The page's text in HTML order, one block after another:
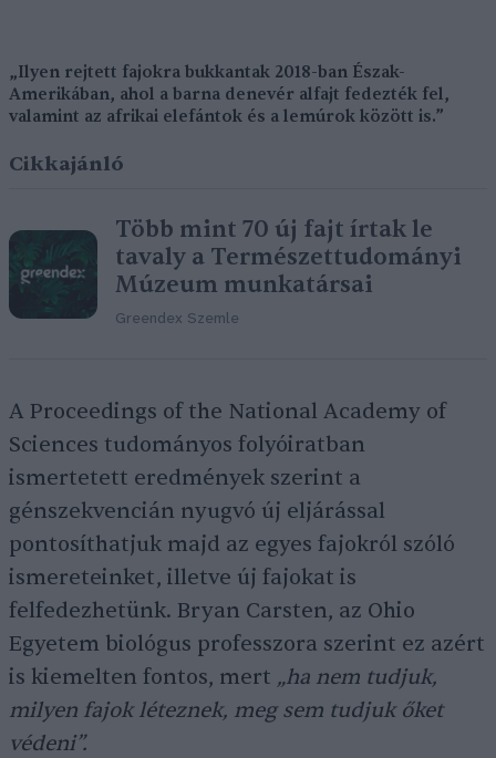
„Ilyen rejtett fajokra bukkantak 2018-ban Észak-
Amerikában, ahol a barna denevér alfajt fedezték fel,
valamint az afrikai elefántok és a lemúrok között is.”
Cikkajánló
Több mint 70 új fajt írtak le
tavaly a Természettudományi
Múzeum munkatársai
Greendex Szemle
A Proceedings of the National Academy of
Sciences tudományos folyóiratban
ismertetett eredmények szerint a
génszekvencián nyugvó új eljárással
pontosíthatjuk majd az egyes fajokról szóló
ismereteinket, illetve új fajokat is
felfedezhetünk. Bryan Carsten, az Ohio
Egyetem biológus professzora szerint ez azért
is kiemelten fontos, mert „ha nem tudjuk,
milyen fajok léteznek, meg sem tudjuk őket
védeni”.